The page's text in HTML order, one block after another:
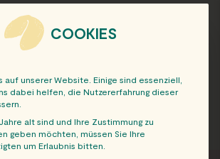
COOKIES
auf unserer Website. Einige sind essenziell,
dabei helfen, die Nutzererfahrung dieser
alt sind und Ihre Zustimmung zu
geben möchten, müssen Sie Ihre
um Erlaubnis bitten.